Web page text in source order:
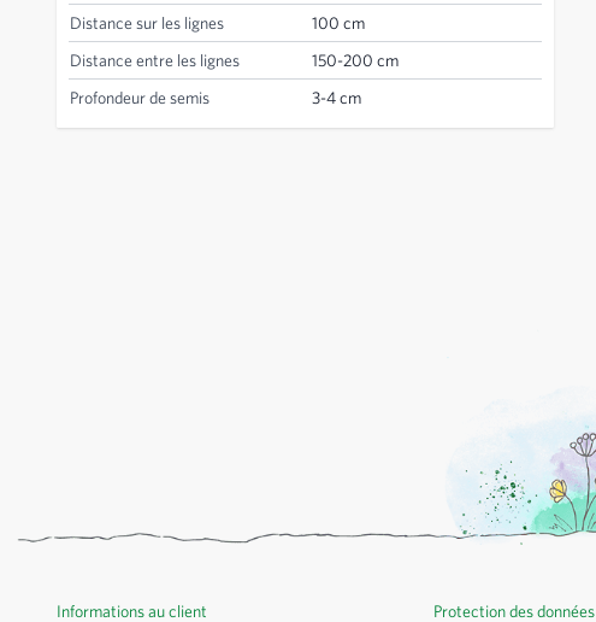
Distance sur les lignes
100 cm
Distance entre les lignes
150-200 cm
Profondeur de semis
3-4 cm
Informations au client Protection des données